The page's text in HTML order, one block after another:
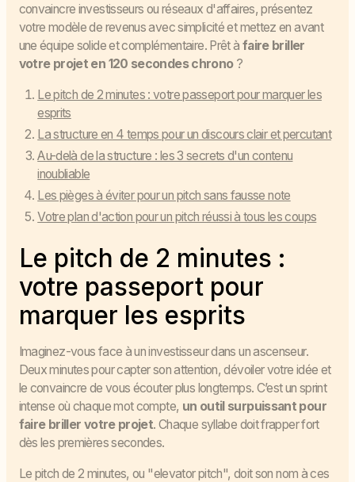
convaincre investisseurs ou réseaux d'affaires, présentez
votre modèle de revenus avec simplicité et mettez en avant
une équipe solide et complémentaire. Prêt à faire briller
votre projet en 120 secondes chrono?
Le pitch de 2 minutes : votre passeport pour marquer les
esprits
La structure en 4 temps pour un discours clair et percutant
Au-delà de la structure : les 3 secrets d'un contenu
inoubliable
Les pièges à éviter pour un pitch sans fausse note
Votre plan d'action pour un pitch réussi à tous les coups
Le pitch de 2 minutes :
votre passeport pour
marquer les esprits
Imaginez-vous face à un investisseur dans un ascenseur.
Deux minutes pour capter son attention, dévoiler votre idée et
le convaincre de vous écouter plus longtemps. C’est un sprint
intense où chaque mot compte, un outil surpuissant pour
faire briller votre projet. Chaque syllabe doit frapper fort
dès les premières secondes.
Le pitch de 2 minutes, ou "elevator pitch", doit son nom à ces